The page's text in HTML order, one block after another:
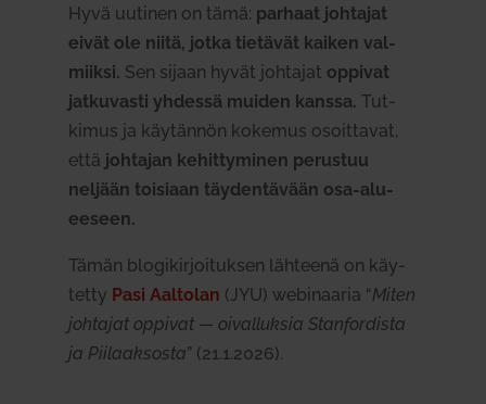
Hyvä uutinen on tämä: parhaat joh­tajat
eivät ole niitä, jotka tie­tävät kaiken val­
miiksi. Sen sijaan hyvät joh­tajat oppivat
jat­ku­vasti yhdessä muiden kanssa. Tut­
kimus ja käy­tännön kokemus osoit­tavat,
että joh­tajan kehit­ty­minen perustuu
neljään toi­siaan täy­den­tävään osa-alu­
eeseen.
Tämän blo­gi­kir­joi­tuksen läh­teenä on käy­
tetty Pasi Aal­tolan (JYU) webi­naaria “Miten
joh­tajat oppivat — oival­luksia Stan­for­dista
ja Pii­laak­sosta” (21.1.2026).